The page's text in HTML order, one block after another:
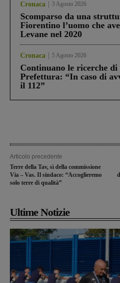
Cronaca 3 Agosto 2026
Scomparso da una
Fiorentino l’uomo che
Levane nel 2020
Cronaca 5 Agosto 2026
Continuano le ricerche
Prefettura: “In caso di
il 112”
Articolo precedente
Terre della Tav, sì della commissione
Via – Vas. Il sindaco: “Accoglieremo
solo terre di qualità”
Ultime Notizie